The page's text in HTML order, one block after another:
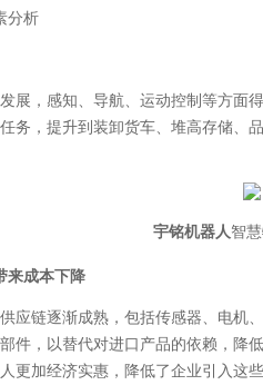
分析
展，感知、导航、运动控制等方面
务，提升到装卸货车、堆高存储、
宇铭机器人智
来成本下降
应链逐渐成熟，包括传感器、电机
件，以替代对进口产品的依赖，
更加经济实惠，降低了企业引入这些